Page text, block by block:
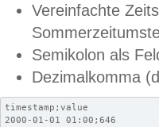
Vereinfachte
Semikolon als
Dezimalkomma
timestamp;value
2000-01-01 01:00;646